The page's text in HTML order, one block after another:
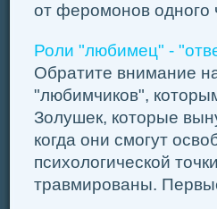
от феромонов одного
Роли "любимец" -
Обратите внимание
"любимчиков",
Золушек, которые
когда они смогут
психологической
травмированы.